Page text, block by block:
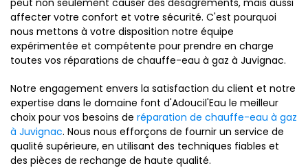
peut non seulement causer des désagréments, mais aussi
affecter votre confort et votre sécurité. C'est pourquoi
nous mettons à votre disposition notre équipe
expérimentée et compétente pour prendre en charge
toutes vos réparations de chauffe-eau à gaz à Juvignac.
Notre engagement envers la satisfaction du client et notre
expertise dans le domaine font d'Adoucil'Eau le meilleur
choix pour vos besoins de réparation de chauffe-eau à gaz
à Juvignac. Nous nous efforçons de fournir un service de
qualité supérieure, en utilisant des techniques fiables et
des pièces de rechange de haute qualité.